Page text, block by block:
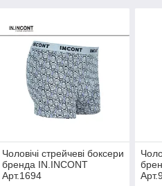
Чоловічі стрейчеві боксери
бренда IN.INCONT
Арт.1694